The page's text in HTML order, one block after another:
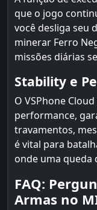
que o jogo
você desliga seu
minerar Ferro
missões diárias
Stability e
O VSPhone
performance,
travamentos,
é vital para
onde uma queda
FAQ:
Armas no